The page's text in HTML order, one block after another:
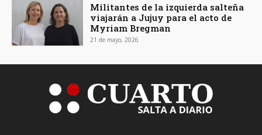
Militantes de la izquierda salteña
viajarán a Jujuy para el acto de
Myriam Bregman
21 de mayo, 2026